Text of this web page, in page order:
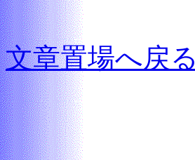
文章置場へ戻る